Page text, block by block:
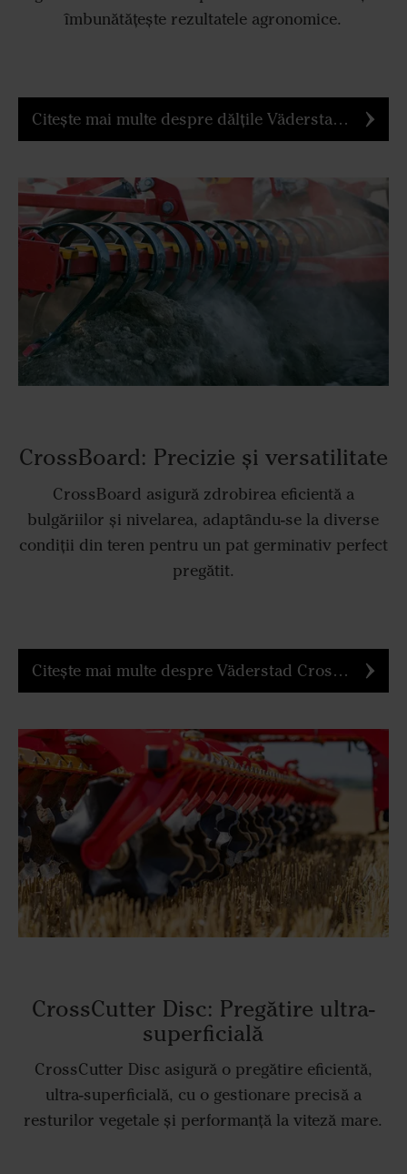
îmbunătățește rezultatele agronomice.
Citește mai multe despre dălțile Väderstad BreakMix
CrossBoard: Precizie și versatilitate
CrossBoard asigură zdrobirea eficientă a
bulgăriilor și nivelarea, adaptându-se la diverse
condiții din teren pentru un pat germinativ perfect
pregătit.
Citește mai multe despre Väderstad CrossBoard
CrossCutter Disc: Pregătire ultra-
superficială
CrossCutter Disc asigură o pregătire eficientă,
ultra-superficială, cu o gestionare precisă a
resturilor vegetale și performanță la viteză mare.